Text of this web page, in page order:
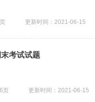
更新时间：2021-06-15
考试试题
页 更新时间：2021-06-15